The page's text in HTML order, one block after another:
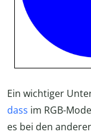
Ein wichtiger
dass im RGB-
es bei den